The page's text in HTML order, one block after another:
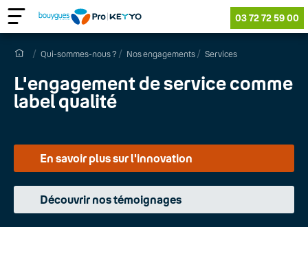
03 72 72 59 00
Qui-sommes-nous ? Nos engagements Services
L'engagement de service comme
label qualité
En savoir plus sur l'innovation
Découvrir nos témoignages